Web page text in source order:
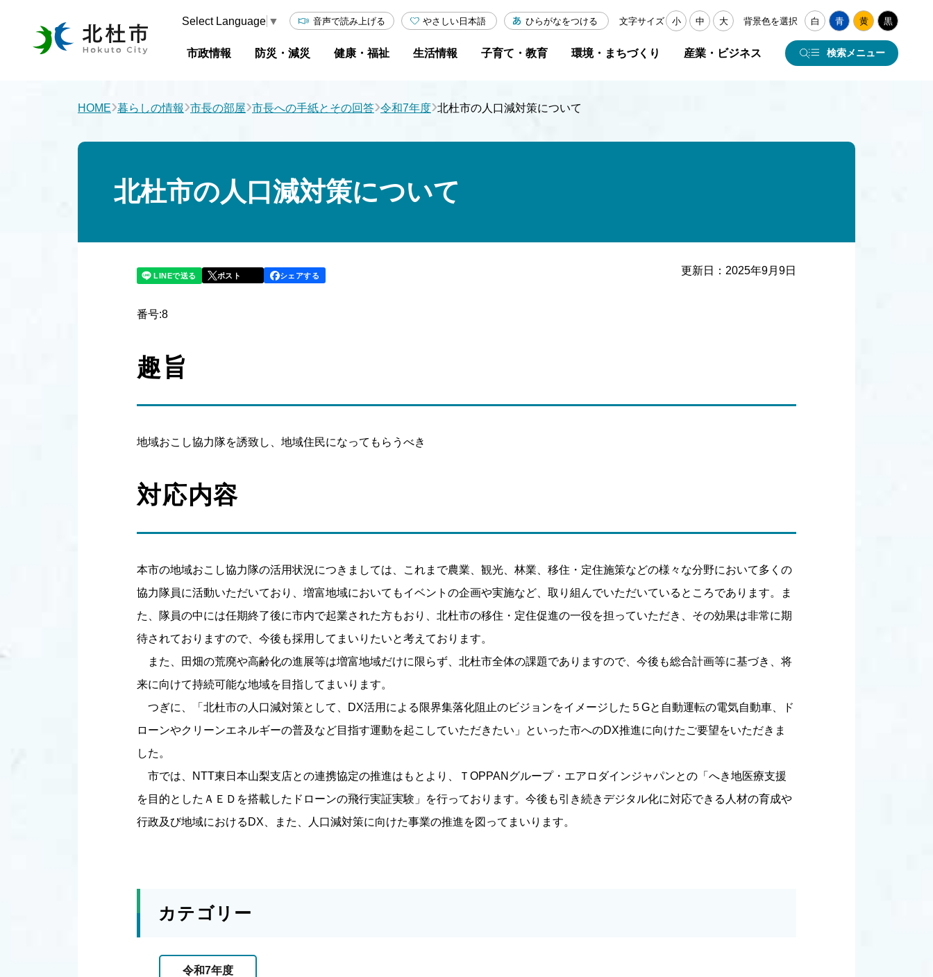
Select Language ▼ 音声で読み上げる やさしい日本語 ひらがなをつける 文字サイズ 小 中 大 背景色を選択 白 青 黄 黒
市政情報 防災・減災 健康・福祉 生活情報 子育て・教育 環境・まちづくり 産業・ビジネス 検索メニュー
HOME›暮らしの情報›市長の部屋›市長への手紙とその回答›令和7年度›北杜市の人口減対策について
北杜市の人口減対策について
LINEで送る ポスト シェアする 更新日： 2025年9月9日
番号:8
趣旨
地域おこし協力隊を誘致し、地域住民になってもらうべき
対応内容
本市の地域おこし協力隊の活用状況につきましては、これまで農業、観光、林業、移住・定住施策などの様々な分野において多くの
協力隊員に活動いただいており、増富地域においてもイベントの企画や実施など、取り組んでいただいているところであります。ま
た、隊員の中には任期終了後に市内で起業された方もおり、北杜市の移住・定住促進の一役を担っていただき、その効果は非常に期
待されておりますので、今後も採用してまいりたいと考えております。
また、田畑の荒廃や高齢化の進展等は増富地域だけに限らず、北杜市全体の課題でありますので、今後も総合計画等に基づき、将
来に向けて持続可能な地域を目指してまいります。
つぎに、「北杜市の人口減対策として、DX活用による限界集落化阻止のビジョンをイメージした５Gと自動運転の電気自動車、ド
ローンやクリーンエネルギーの普及など目指す運動を起こしていただきたい」といった市へのDX推進に向けたご要望をいただきま
した。
市では、NTT東日本山梨支店との連携協定の推進はもとより、ＴOPPANグループ・エアロダインジャパンとの「へき地医療支援
を目的としたＡＥＤを搭載したドローンの飛行実証実験」を行っております。今後も引き続きデジタル化に対応できる人材の育成や
行政及び地域におけるDX、また、人口減対策に向けた事業の推進を図ってまいります。
カテゴリー
令和7年度